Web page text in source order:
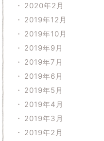
2020年2月
2019年12月
2019年10月
2019年9月
2019年7月
2019年6月
2019年5月
2019年4月
2019年3月
2019年2月